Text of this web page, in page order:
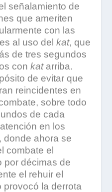
señalamiento de
que ameriten
con las
al uso delkat, que
de tres segundos
conkatarriba.
de evitar que
reincidentes en
sobre todo
de cada
en los
donde ahora se
combate el
por décimas de
el rehuir el
la derrota